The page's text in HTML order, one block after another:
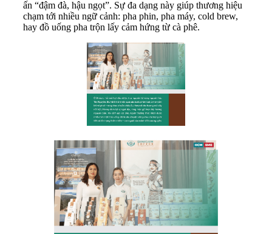
ấn “đậm đà, hậu ngọt”. Sự đa dạng này giúp thương hiệu
chạm tới nhiều ngữ cảnh: pha phin, pha máy, cold brew,
hay đồ uống pha trộn lấy cảm hứng từ cà phê.